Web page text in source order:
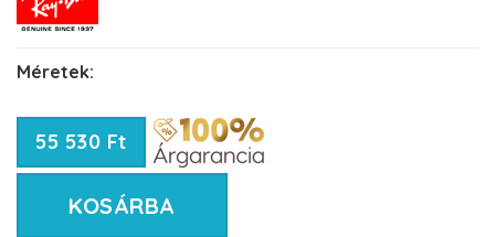
Méretek:
55 530 Ft
KOSÁRBA